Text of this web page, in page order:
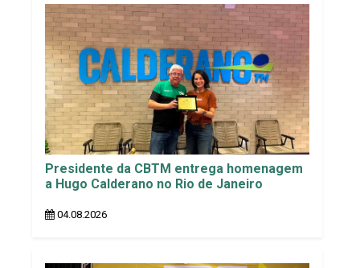
Presidente da CBTM entrega homenagem
a Hugo Calderano no Rio de Janeiro
04.08.2026